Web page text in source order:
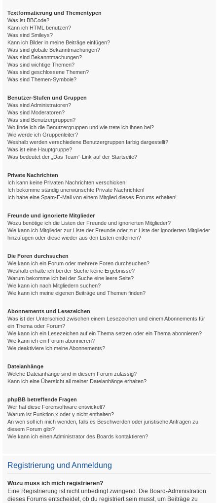
Textformatierung und Thementypen
Was ist BBCode?
Kann ich HTML benutzen?
Was sind Smileys?
Kann ich Bilder in meine Beiträge einfügen?
Was sind globale Bekanntmachungen?
Was sind Bekanntmachungen?
Was sind wichtige Themen?
Was sind geschlossene Themen?
Was sind Themen-Symbole?
Benutzer-Stufen und Gruppen
Was sind Administratoren?
Was sind Moderatoren?
Was sind Benutzergruppen?
Wo finde ich die Benutzergruppen und wie trete ich ihnen bei?
Wie werde ich Gruppenleiter?
Weshalb werden verschiedene Benutzergruppen farbig dargestellt?
Was ist eine Hauptgruppe?
Was bedeutet der „Das Team“-Link auf der Startseite?
Private Nachrichten
Ich kann keine Privaten Nachrichten verschicken!
Ich bekomme ständig unerwünschte Private Nachrichten!
Ich habe eine Spam-E-Mail von einem Mitglied dieses Forums erhalten!
Freunde und ignorierte Mitglieder
Wozu benötige ich die Listen der Freunde und ignorierten Mitglieder?
Wie kann ich Mitglieder zur Liste der Freunde oder zur Liste der ignorierten Mitglieder
hinzufügen oder diese wieder aus den Listen entfernen?
Die Foren durchsuchen
Wie kann ich ein Forum oder mehrere Foren durchsuchen?
Weshalb erhalte ich bei der Suche keine Ergebnisse?
Warum bekomme ich bei der Suche eine leere Seite?
Wie kann ich nach Mitgliedern suchen?
Wie kann ich meine eigenen Beiträge und Themen finden?
Abonnements und Lesezeichen
Was ist der Unterschied zwischen einem Lesezeichen und einem Abonnements für
ein Thema oder Forum?
Wie kann ich ein Lesezeichen auf ein Thema setzen oder ein Thema abonnieren?
Wie kann ich ein Forum abonnieren?
Wie deaktiviere ich meine Abonnements?
Dateianhänge
Welche Dateianhänge sind in diesem Forum zulässig?
Kann ich eine Übersicht all meiner Dateianhänge erhalten?
phpBB betreffende Fragen
Wer hat diese Forensoftware entwickelt?
Warum ist Funktion x oder y nicht enthalten?
An wen soll ich mich wenden, falls es Beschwerden oder juristische Anfragen zu
diesem Forum gibt?
Wie kann ich einen Administrator des Boards kontaktieren?
Registrierung und Anmeldung
Wozu muss ich mich registrieren?
Eine Registrierung ist nicht unbedingt zwingend. Die Board-Administration
dieses Forums entscheidet, ob du registriert sein musst, um Beiträge zu